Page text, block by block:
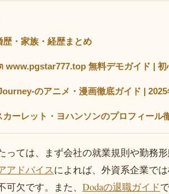
・家族・経歴まとめ
www.pgstar777.top 無料デモガイド | 初
のアニメ・漫画徹底ガイド |
カーレット・ヨハンソンのプロフィー
っては、まず会社の就業規則や勤務
アドバイスによれば、外資系企業で
欠です。また、 Dodaの退職ガイド